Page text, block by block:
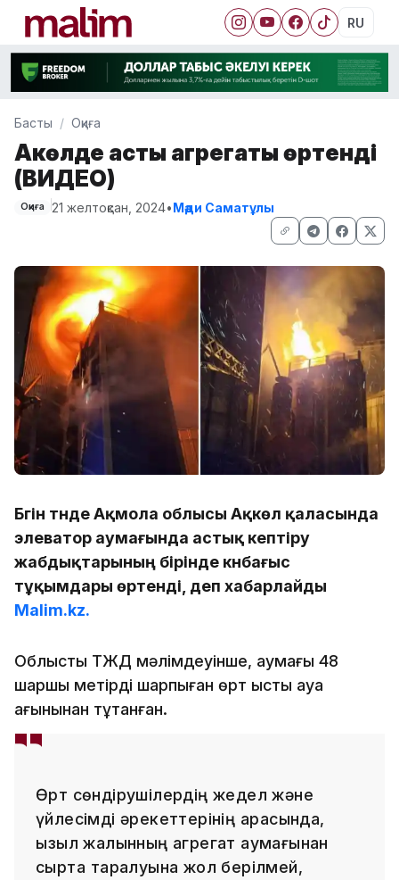
RU
Басты Оқиға
Ақкөлде астық агрегаты өртенді
(ВИДЕО)
Оқиға 21 желтоқсан, 2024•Мәди Саматұлы
Бүгін түнде Ақмола облысы Ақкөл қаласында
элеватор аумағында астық кептіру
жабдықтарының бірінде күнбағыс
тұқымдары өртенді, деп хабарлайды
Malim.kz.
Облыстық ТЖД мәлімдеуінше, аумағы 48
шаршы метірді шарпыған өрт ыстық ауа
ағынынан тұтанған.
Өрт сөндірушілердің жедел және
үйлесімді әрекеттерінің арқасында,
қызыл жалынның агрегат аумағынан
сыртқа таралуына жол берілмей,